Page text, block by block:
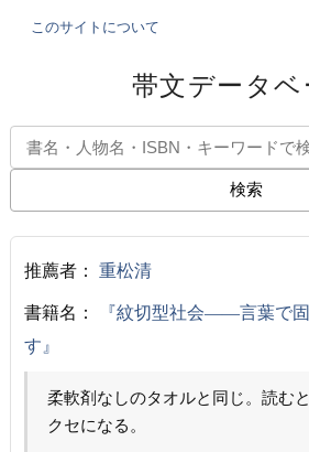
このサイトについて
帯文データベ
検索
推薦者： 重松清
書籍名：
『紋切型社会――言葉で
す』
柔軟剤なしのタオルと同じ。読む
クセになる。